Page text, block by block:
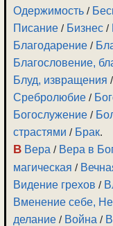
Одержимость /
Писание / Бизнес /
Благодарение /
Благословение,
Блуд, извращения /
Сребролюбие /
Богослужение /
страстями / Брак.
В Вера / Вера в
магическая /
Видение грехов /
Вменение себе,
делание / Война /